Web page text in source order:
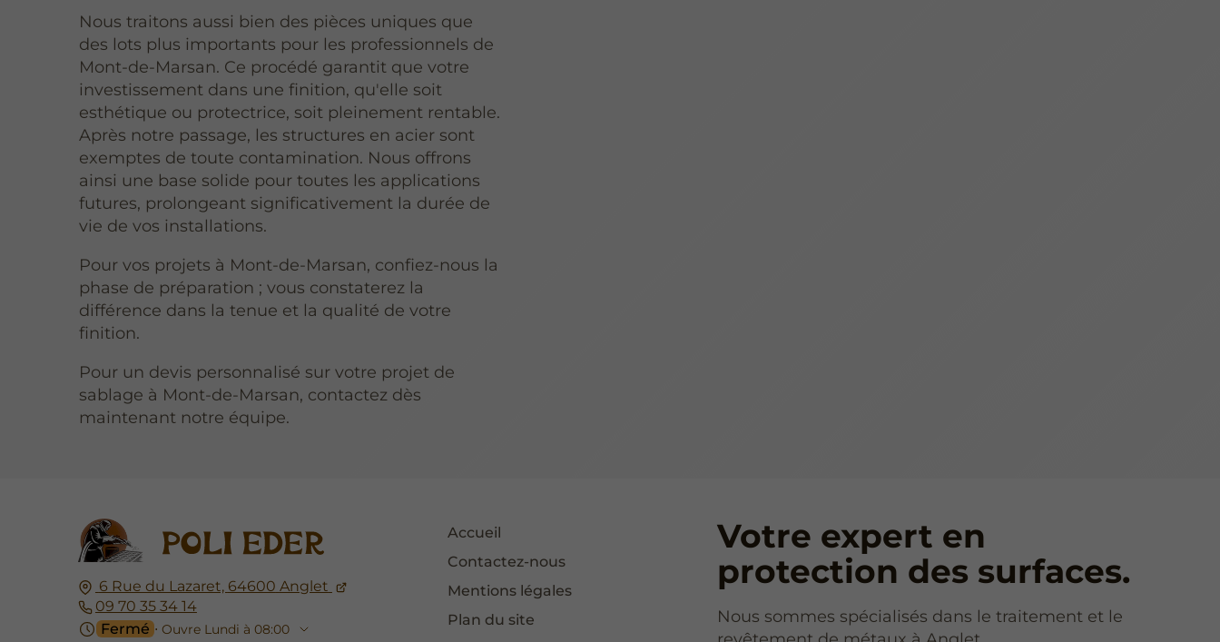
Nous traitons aussi bien des pièces uniques que
des lots plus importants pour les professionnels de
Mont-de-Marsan. Ce procédé garantit que votre
investissement dans une finition, qu'elle soit
esthétique ou protectrice, soit pleinement rentable.
Après notre passage, les structures en acier sont
exemptes de toute contamination. Nous offrons
ainsi une base solide pour toutes les applications
futures, prolongeant significativement la durée de
vie de vos installations.
Pour vos projets à Mont-de-Marsan, confiez-nous la
phase de préparation ; vous constaterez la
différence dans la tenue et la qualité de votre
finition.
Pour un devis personnalisé sur votre projet de
sablage à Mont-de-Marsan, contactez dès
maintenant notre équipe.
6 Rue du Lazaret, 64600 Anglet
09 70 35 34 14
Fermé ⋅ Ouvre Lundi à 08:00
Accueil
Contactez-nous
Mentions légales
Plan du site
Votre expert en
protection des surfaces.
Nous sommes spécialisés dans le traitement et le